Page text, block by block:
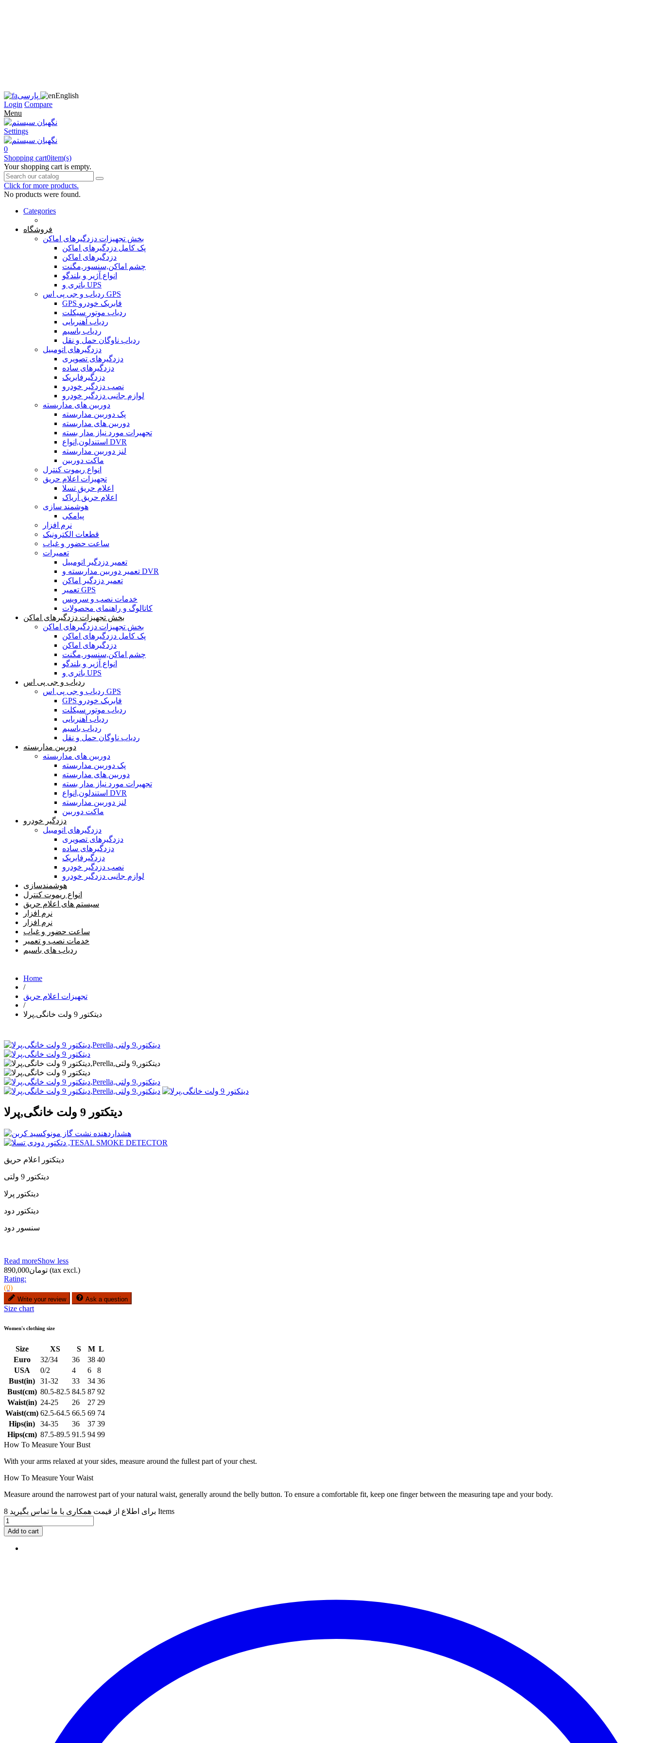
پارسی
English
Login Compare
Menu
Settings
0
Shopping cart0item(s)
Your shopping cart is empty.
Click for more products.
No products were found.
Categories
فروشگاه
بخش تجهیزات دزدگیرهای اماکن
پک کامل دزدگیرهای اماکن
دزدگیرهای اماکن
چشم اماکن,سنسور,مگنت
انواع آژیر و بلندگو
باتری و UPS
ردیاب و جی پی اس GPS
GPS فابریک خودرو
ردیاب موتور سیکلت
ردیاب آهنربایی
ردیاب باسیم
ردیاب ناوگان حمل و نقل
دزدگیرهای اتومبیل
دزدگیرهای تصویری
دزدگیرهای ساده
دزدگیرفابریک
نصب دزدگیر خودرو
لوازم جانبی دزدگیر خودرو
دوربین های مداربسته
پک دوربین مداربسته
دوربین های مداربسته
تجهیرات مورد نیاز مدار بسته
استندلون,انواع DVR
لنز دوربین مداربسته
ماکت دوربین
انواع ریموت کنترل
تجهیزات اعلام حریق
اعلام حریق تسلا
اعلام حریق آریاک
هوشمند سازی
پیامکی
نرم افزار
قطعات الکترونیک
ساعت حضور و غیاب
تعمیرات
تعمیر دزدگیر اتومبیل
تعمیر دوربین مداربسته و DVR
تعمیر دزدگیر اماکن
تعمیر GPS
خدمات نصب و سرویس
کاتالوگ و راهنمای محصولات
بخش تجهیزات دزدگیرهای اماکن
بخش تجهیزات دزدگیرهای اماکن
پک کامل دزدگیرهای اماکن
دزدگیرهای اماکن
چشم اماکن,سنسور,مگنت
انواع آژیر و بلندگو
باتری و UPS
ردیاب و جی پی اس
ردیاب و جی پی اس GPS
GPS فابریک خودرو
ردیاب موتور سیکلت
ردیاب آهنربایی
ردیاب باسیم
ردیاب ناوگان حمل و نقل
دوربین مداربسته
دوربین های مداربسته
پک دوربین مداربسته
دوربین های مداربسته
تجهیرات مورد نیاز مدار بسته
استندلون,انواع DVR
لنز دوربین مداربسته
ماکت دوربین
دزدگیر خودرو
دزدگیرهای اتومبیل
دزدگیرهای تصویری
دزدگیرهای ساده
دزدگیرفابریک
نصب دزدگیر خودرو
لوازم جانبی دزدگیر خودرو
هوشمندسازی
انواع ریموت کنترل
سیستم های اعلام حریق
نرم افزار
نرم افزار
ساعت حضور و غیاب
خدمات نصب و تعمیر
ردیاب های باسیم
Home
/
تجهیزات اعلام حریق
/
دیتکتور 9 ولت خانگی,پرلا
دیتکتور 9 ولت خانگی,پرلا
دیتکتور اعلام حریق
دیتکتور 9 ولتی
دیتکتور پرلا
دیتکتور دود
سنسور دود
Read moreShow less
تومان890,000 (tax excl.)
Rating:
(0)
Write your review Ask a question
Size chart
Women's clothing size
Size XS S M L
Euro
32/34 36 38 40
USA
0/2 4 6
8
Bust(in)
31-32 33 34 36
Bust(cm) 80.5-82.5 84.5 87 92
Waist(in) 24-25 26 27 29
Waist(cm) 62.5-64.5 66.5 69 74
Hips(in)
34-35 36 37 39
Hips(cm) 87.5-89.5 91.5 94 99
How To Measure Your Bust
With your arms relaxed at your sides, measure around the fullest part of your chest.
How To Measure Your Waist
Measure around the narrowest part of your natural waist, generally around the belly button. To ensure a comfortable fit, keep one finger between the measuring tape and your body.
برای اطلاع از قیمت همکاری با ما تماس بگیرید 8 Items
Add to cart